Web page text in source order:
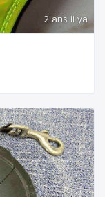
2 ans Il ya